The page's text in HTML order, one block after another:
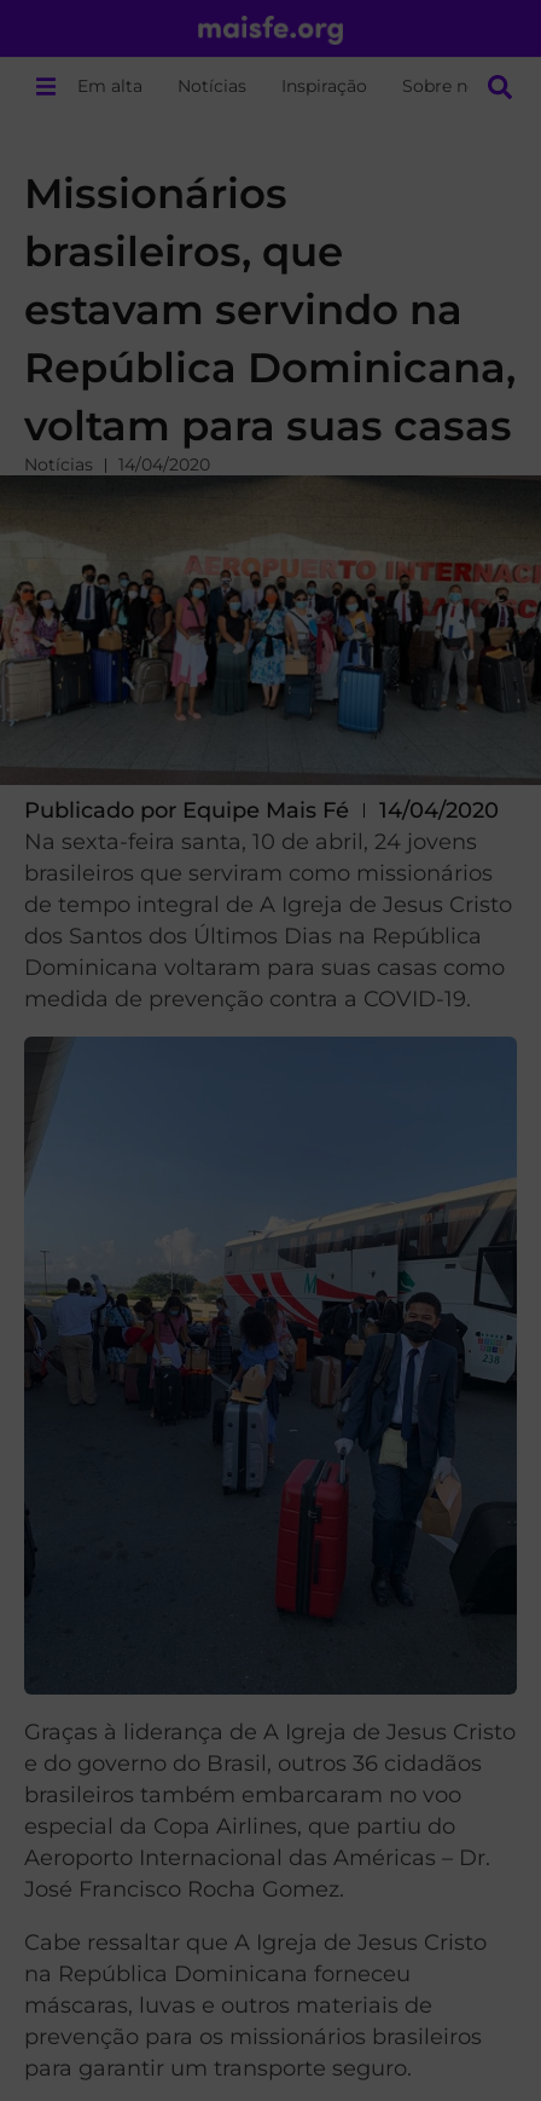
Em alta Notícias Inspiração Sobre nós
Missionários
brasileiros, que
estavam servindo na
República Dominicana,
voltam para suas casas
Notícias 14/04/2020
Publicado por Equipe Mais Fé
14/04/2020
Na sexta-feira santa, 10 de abril, 24 jovens
brasileiros que serviram como missionários
de tempo integral de A Igreja de Jesus Cristo
dos Santos dos Últimos Dias na República
Dominicana voltaram para suas casas como
medida de prevenção contra a COVID-19.
Graças à liderança de A Igreja de Jesus Cristo
e do governo do Brasil, outros 36 cidadãos
brasileiros também embarcaram no voo
especial da Copa Airlines, que partiu do
Aeroporto Internacional das Américas – Dr.
José Francisco Rocha Gomez.
Cabe ressaltar que A Igreja de Jesus Cristo
na República Dominicana forneceu
máscaras, luvas e outros materiais de
prevenção para os missionários brasileiros
para garantir um transporte seguro.